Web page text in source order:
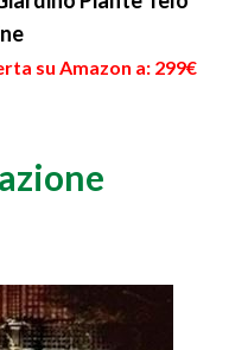
su Amazon a: 299€